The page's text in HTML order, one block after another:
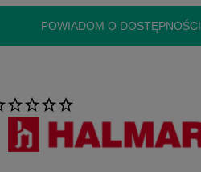
POWIADOM O DOSTĘPNOŚCI